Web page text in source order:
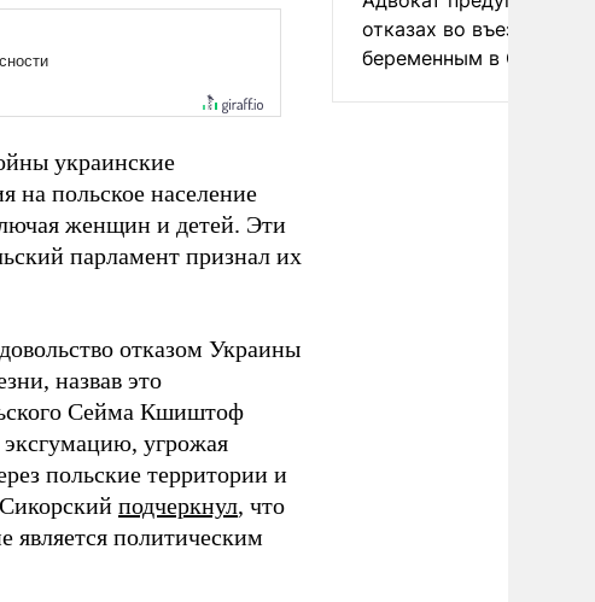
украинские
польское население
женщин и детей. Эти
парламент признал их
отказом Украины
назвав это
Сейма Кшиштоф
угрожая
польские территории и
подчеркнул, что
является политическим
отказах во въезде
беременным в США